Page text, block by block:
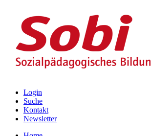
Login
Suche
Kontakt
Newsletter